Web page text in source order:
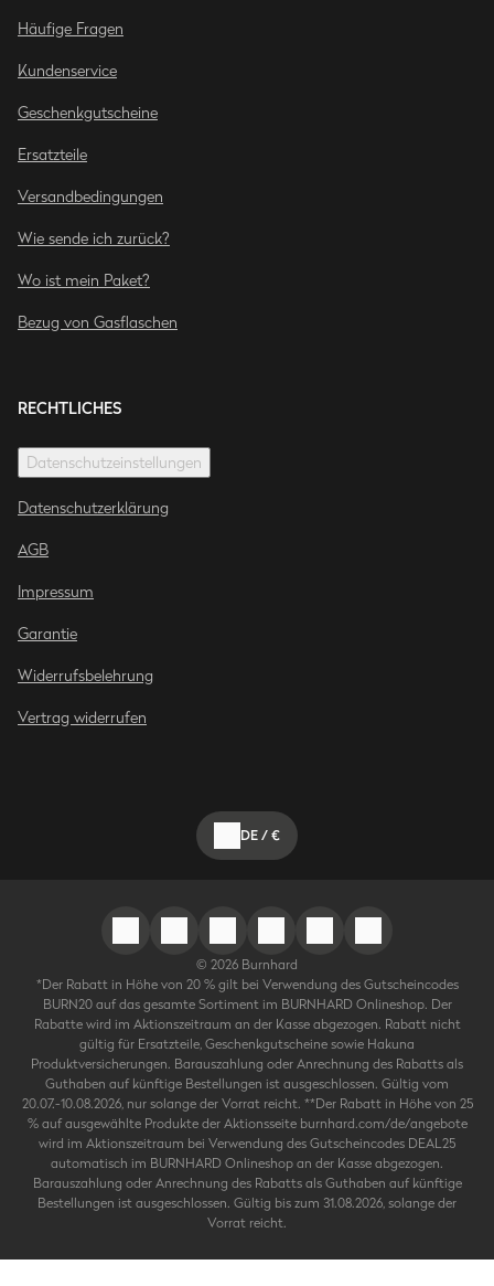
Häufige Fragen
Kundenservice
Geschenkgutscheine
Ersatzteile
Versandbedingungen
Wie sende ich zurück?
Wo ist mein Paket?
Bezug von Gasflaschen
RECHTLICHES
Datenschutzeinstellungen
Datenschutzerklärung
AGB
Impressum
Garantie
Widerrufsbelehrung
Vertrag widerrufen
DE/€
© 2026 Burnhard
*Der Rabatt in Höhe von 20 % gilt bei Verwendung des Gutscheincodes
BURN20 auf das gesamte Sortiment im BURNHARD Onlineshop. Der
Rabatte wird im Aktionszeitraum an der Kasse abgezogen. Rabatt nicht
gültig für Ersatzteile, Geschenkgutscheine sowie Hakuna
Produktversicherungen. Barauszahlung oder Anrechnung des Rabatts als
Guthaben auf künftige Bestellungen ist ausgeschlossen. Gültig vom
20.07.-10.08.2026, nur solange der Vorrat reicht. **Der Rabatt in Höhe von 25
% auf ausgewählte Produkte der Aktionsseite burnhard.com/de/angebote
wird im Aktionszeitraum bei Verwendung des Gutscheincodes DEAL25
automatisch im BURNHARD Onlineshop an der Kasse abgezogen.
Barauszahlung oder Anrechnung des Rabatts als Guthaben auf künftige
Bestellungen ist ausgeschlossen. Gültig bis zum 31.08.2026, solange der
Vorrat reicht.